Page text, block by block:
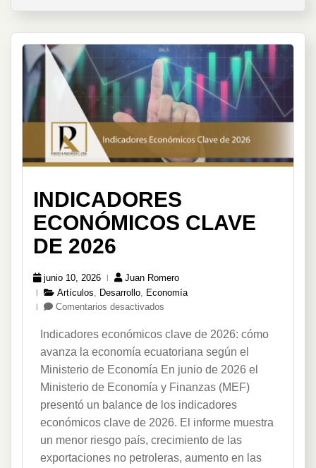
INDICADORES
ECONÓMICOS CLAVE
DE 2026
junio 10, 2026
Juan Romero
Artículos
Desarrollo
Economía
Comentarios desactivados
Económicos
Clave
2026
Indicadores económicos clave de 2026: cómo
avanza la economía ecuatoriana según el
Ministerio de Economía En junio de 2026 el
Ministerio de Economía y Finanzas (MEF)
presentó un balance de los indicadores
económicos clave de 2026. El informe muestra
un menor riesgo país, crecimiento de las
exportaciones no petroleras, aumento en las